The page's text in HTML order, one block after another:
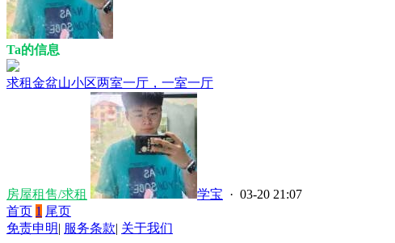
Ta的信息
求租金盆山小区两室一厅，一室一厅
房屋租售/求租 学宝 · 03-20 21:07
首页 1 尾页
免责申明| 服务条款| 关于我们